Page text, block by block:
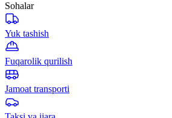
Sohalar
Yuk tashish
Fuqarolik qurilish
Jamoat transporti